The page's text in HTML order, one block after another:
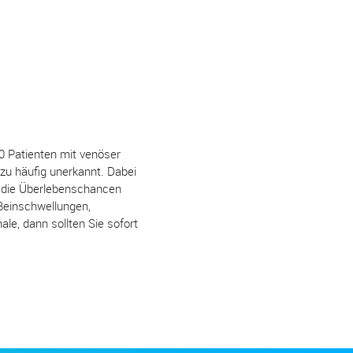
Patienten mit venöser
häufig unerkannt. Dabei
Überlebenschancen
dann sollten Sie sofort